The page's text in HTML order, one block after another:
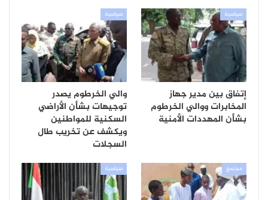
سياسية
إتفاق بين مدير جهاز
المخابرات ووالي الخرطوم
بشأن المهددات الأمنية
سياسية
والي الخرطوم يصدر
توجيهات بشأن الأراضي
السكنية للمواطنين
ويكشف عن تخريب طال
السجلات
مجتمع سياسية